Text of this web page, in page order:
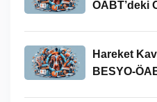
ÖABT’deki
Hareket
BESYO-